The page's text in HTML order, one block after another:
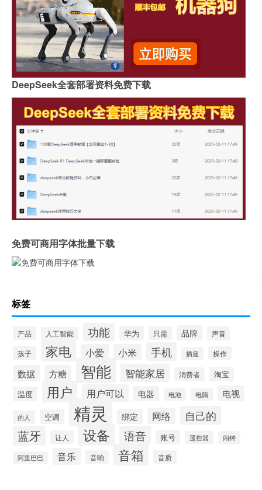
DeepSeek全套部署资料免费下载
免费可商用字体批量下载
标签
产品 人工智能 功能 华为 只需 品牌 声音
孩子 家电 小爱 小米 手机 插座 操作
数据 方糖 智能 智能家居 消费者
淘宝
温度
用户 用户可以 电器 电池 电脑 电视
的人 空调 精灵 绑定 网络 自己的
蓝牙 让人 设备 语音 账号 遥控器 闹钟
阿里巴巴 音乐 音响 音箱 音质